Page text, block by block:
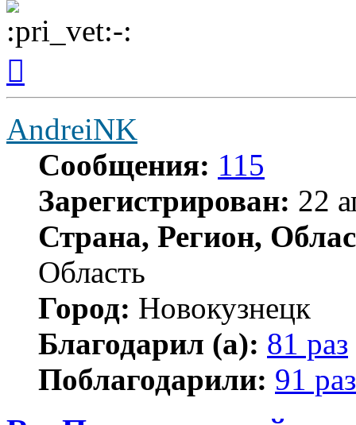
началу
AndreiNK
Сообщения: 115
Зарегистрирован: 22
Страна, Регион,
Область
Город: Новокузнецк
Благодарил (а): 81 раз
Поблагодарили: 91 раз